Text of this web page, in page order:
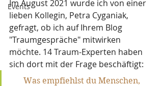
Events
Im August 2021 wurde ich von einer
lieben Kollegin, Petra Cyganiak,
gefragt, ob ich auf Ihrem Blog
"Traumgespräche" mitwirken
möchte. 14 Traum-Experten haben
sich dort mit der Frage beschäftigt:
Was empfiehlst du Menschen,